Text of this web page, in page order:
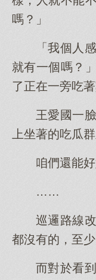
嗎？」
「我個人
就有一個嗎？
了正在一旁吃
王愛國一
上坐著的吃瓜
咱們還能
……
巡邏路線
都沒有的，至
而對於看